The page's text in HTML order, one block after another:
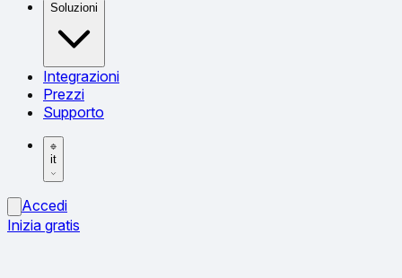
Soluzioni
Integrazioni
Prezzi
Supporto
it
Accedi
Inizia gratis